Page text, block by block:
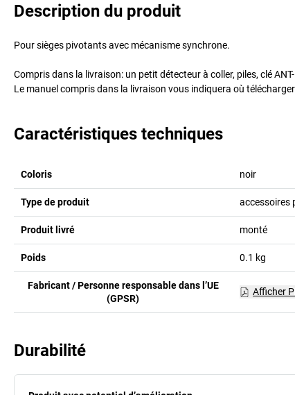
Description du produit
Pour sièges pivotants avec mécanisme synchrone.
Compris dans la livraison: un petit détecteur à coller, piles, clé
Le manuel compris dans la livraison vous indiquera où
Caractéristiques techniques
Coloris noir
Type de produit accessoires
Produit livré monté
Poids 0.1 kg
Fabricant / Personne responsable dans l’UE
(GPSR)
Afficher
Durabilité